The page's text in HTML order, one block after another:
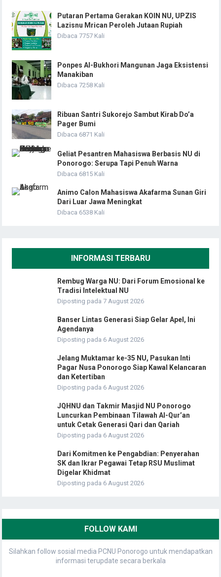
Putaran Pertama Gerakan KOIN NU, UPZIS
Lazisnu Mrican Peroleh Jutaan Rupiah
Dibaca 7757 Kali
Ponpes Al-Bukhori Mangunan Jaga Eksistensi
Manakiban
Dibaca 7258 Kali
Ribuan Santri Sukorejo Sambut Kirab Do’a
Pager Bumi
Dibaca 6871 Kali
Geliat Pesantren Mahasiswa Berbasis NU di
Ponorogo: Serupa Tapi Penuh Warna
Dibaca 6815 Kali
Animo Calon Mahasiswa Akafarma Sunan Giri
Dari Luar Jawa Meningkat
Dibaca 6538 Kali
INFORMASI TERBARU
Rembug Warga NU: Dari Forum Emosional ke
Tradisi Intelektual NU
Diposting pada 7 August 2026
Banser Lintas Generasi Siap Gelar Apel, Ini
Agendanya
Diposting pada 6 August 2026
Jelang Muktamar ke-35 NU, Pasukan Inti
Pagar Nusa Ponorogo Siap Kawal Kelancaran
dan Ketertiban
Diposting pada 6 August 2026
JQHNU dan Takmir Masjid NU Ponorogo
Luncurkan Pembinaan Tilawah Al-Qur’an
untuk Cetak Generasi Qari dan Qariah
Diposting pada 6 August 2026
Dari Komitmen ke Pengabdian: Penyerahan
SK dan Ikrar Pegawai Tetap RSU Muslimat
Digelar Khidmat
Diposting pada 6 August 2026
FOLLOW KAMI
Silahkan follow sosial media PCNU Ponorogo untuk mendapatkan
informasi terupdate secara berkala